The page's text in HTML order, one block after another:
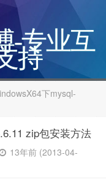
-专业互
持
下mysql-
zip包安装方法
13年前 (2013-04-